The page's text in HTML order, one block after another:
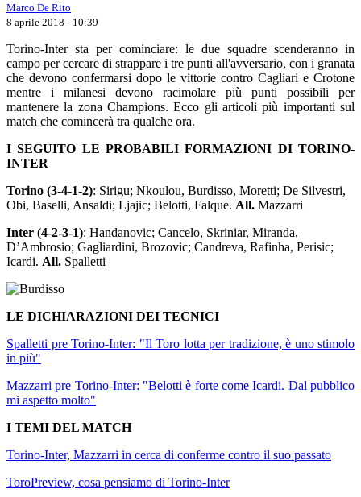
Marco De Rito
8 aprile 2018 - 10:39
Torino-Inter sta per cominciare: le due squadre scenderanno in
campo per cercare di strappare i tre punti all'avversario, con i granata
che devono confermarsi dopo le vittorie contro Cagliari e Crotone
mentre i milanesi devono racimolare più punti possibili per
mantenere la zona Champions. Ecco gli articoli più importanti sul
match che comincerà tra qualche ora.
I SEGUITO LE PROBABILI FORMAZIONI DI TORINO-
INTER
Torino (3-4-1-2): Sirigu; Nkoulou, Burdisso, Moretti; De Silvestri,
Obi, Baselli, Ansaldi; Ljajic; Belotti, Falque. All. Mazzarri
Inter (4-2-3-1): Handanovic; Cancelo, Skriniar, Miranda,
D’Ambrosio; Gagliardini, Brozovic; Candreva, Rafinha, Perisic;
Icardi. All. Spalletti
LE DICHIARAZIONI DEI TECNICI
Spalletti pre Torino-Inter: "Il Toro lotta per tradizione, è uno stimolo
in più"
Mazzarri pre Torino-Inter: "Belotti è forte come Icardi. Dal pubblico
mi aspetto molto"
I TEMI DEL MATCH
Torino-Inter, Mazzarri in cerca di conferme contro il suo passato
ToroPreview, cosa pensiamo di Torino-Inter